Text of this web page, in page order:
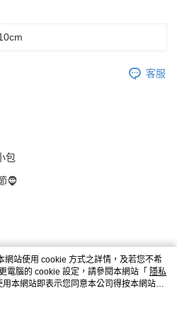
客服
包
🧔
網站使用 cookie 方式之詳情，及若您不希
電腦的 cookie 設定，請參閱本網站「 隱私
本網站即表示您同意本公司得按本網站使